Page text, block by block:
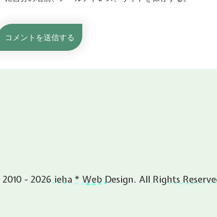
- 2026 ieha * Web Design. All Rights